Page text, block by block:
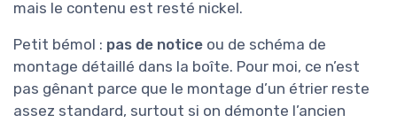
mais le contenu est resté nickel.
Petit bémol : pas de notice ou de schéma de
montage détaillé dans la boîte. Pour moi, ce n’est
pas gênant parce que le montage d’un étrier reste
assez standard, surtout si on démonte l’ancien